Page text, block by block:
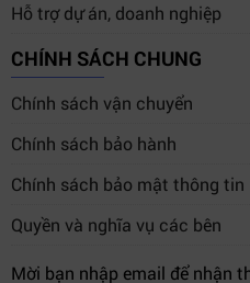
Hỗ trợ dự án, doanh nghiệp
CHÍNH SÁCH CHUNG
Chính sách vận chuyển
Chính sách bảo hành
Chính sách bảo mật thông tin
Quyền và nghĩa vụ các bên
Mời bạn nhập email để nhận